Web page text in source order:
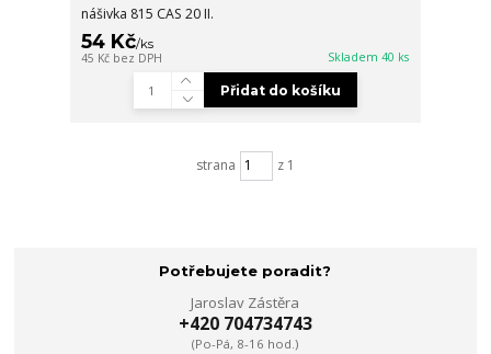
nášivka 815 CAS 20 II.
54 Kč/ks
45 Kč bez DPH Skladem 40 ks
Přidat do košíku
strana z 1
Potřebujete poradit?
Jaroslav Zástěra
+420 704734743
(Po-Pá, 8-16 hod.)